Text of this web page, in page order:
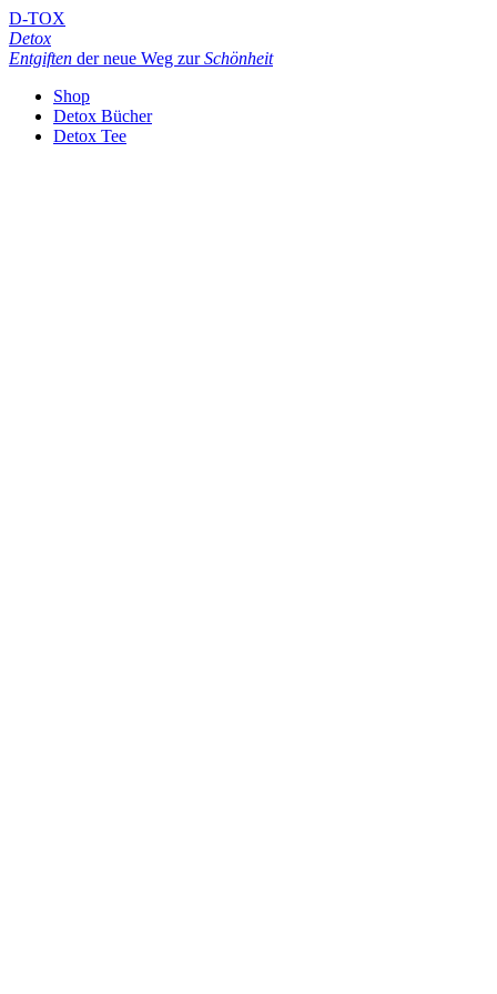
D-TOX
Detox
Entgiften der neue Weg zurSchönheit
Shop
Detox Bücher
Detox Tee